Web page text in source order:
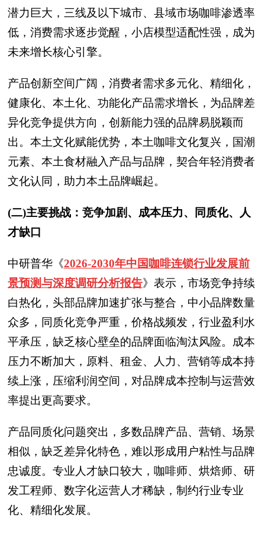
潜力巨大，三线及以下城市、县域市场咖啡渗透率
低，消费需求逐步觉醒，小店模型适配性强，成为
未来增长核心引擎。
产品创新空间广阔，消费者需求多元化、精细化，
健康化、本土化、功能化产品需求增长，为品牌差
异化竞争提供方向，创新能力强的品牌易脱颖而
出。本土文化赋能优势，本土咖啡文化复兴，国潮
元素、本土食材融入产品与品牌，契合年轻消费者
文化认同，助力本土品牌崛起。
(二)主要挑战：竞争加剧、成本压力、同质化、人
才缺口
中研普华 《2026-2030年中国咖啡连锁行业发展前
景预测与深度调研分析报告》表示， 市场竞争持续
白热化，头部品牌加速扩张与整合，中小品牌数量
众多，同质化竞争严重，价格战频发，行业盈利水
平承压，缺乏核心壁垒的品牌面临淘汰风险。成本
压力不断加大，原料、租金、人力、营销等成本持
续上涨，压缩利润空间，对品牌成本控制与运营效
率提出更高要求。
产品同质化问题突出，多数品牌产品、营销、场景
相似，缺乏差异化特色，难以形成用户粘性与品牌
忠诚度。专业人才缺口较大，咖啡师、烘焙师、研
发工程师、数字化运营人才稀缺，制约行业专业
化、精细化发展。